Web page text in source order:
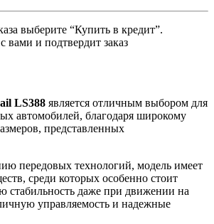
выберите “Купить в кредит”.
вами и подтвердит заказ
LS388 является отличным выбором для
автомобилей, благодаря широкому
представленных
передовых технологий, модель имеет
среди которых особенно стоит
стабильность даже при движении на
управляемость и надежные